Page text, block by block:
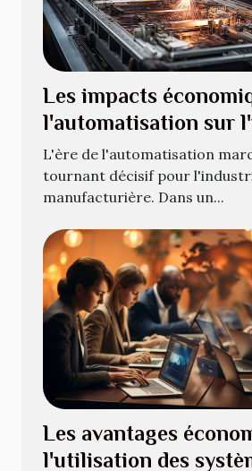
Les impacts
l'automatisation sur
manufacturière
L'ère de l'automatisation
tournant décisif pour
manufacturière. Dans un...
Les avantages
l'utilisation des